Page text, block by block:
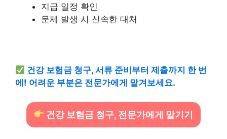
지급 일정 확인
문제 발생 시 신속한 대처
건강 보험금 청구, 서류 준비부터 제출까지 한 번
에! 어려운 부분은 전문가에게 맡겨보세요.
건강 보험금 청구, 전문가에게 맡기기